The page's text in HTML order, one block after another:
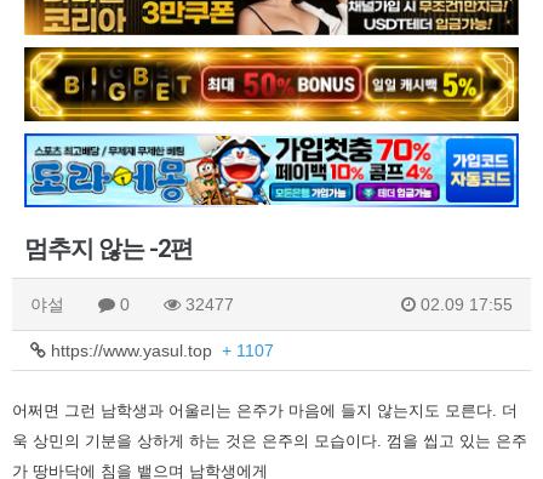
멈추지 않는 -2편
야설 0 32477 02.09 17:55
https://www.yasul.top + 1107
어쩌면 그런 남학생과 어울리는 은주가 마음에 들지 않는지도 모른다. 더
욱 상민의 기분을 상하게 하는 것은 은주의 모습이다. 껌을 씹고 있는 은주
가 땅바닥에 침을 뱉으며 남학생에게